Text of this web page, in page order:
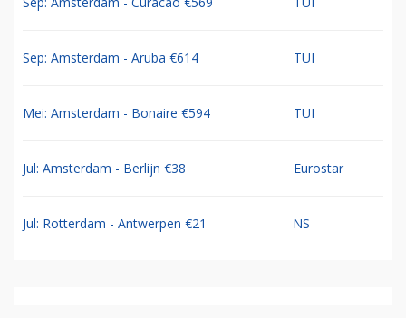
Sep: Amsterdam - Aruba €614 TUI
Mei: Amsterdam - Bonaire €594 TUI
Jul: Amsterdam - Berlijn €38 Eurostar
Jul: Rotterdam - Antwerpen €21 NS